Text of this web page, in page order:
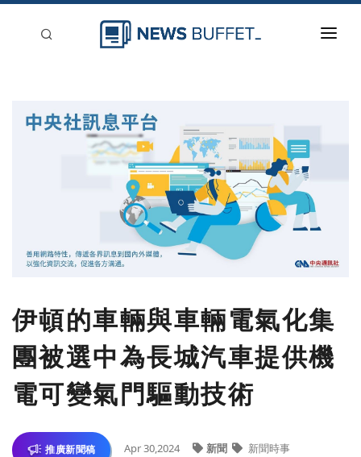
伊頓的車輛與車輛電氣化集
團被選中為長城汽車提供機
電可變氣門驅動技術
推廣新聞稿 Apr 30,2024 新聞 新聞時事